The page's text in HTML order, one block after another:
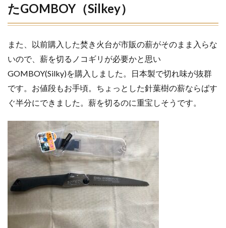
たGOMBOY（Silkey）
また、以前購入した焚き火台が市販の薪がそのまま入らな
いので、薪を切るノコギリが必要かと思い
GOMBOY(Silky)を購入しました。日本製で切れ味が抜群
です。お値段もお手頃。ちょっとした針葉樹の薪ならばす
ぐ半分にできました。薪を切るのに重宝しそうです。